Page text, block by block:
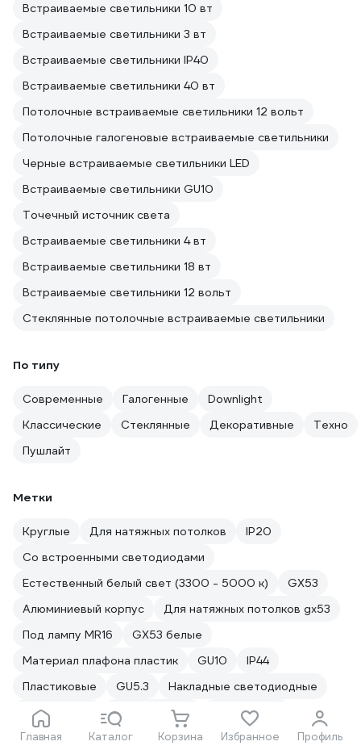
Главная Каталог Корзина Избранное Профиль
Встраиваемые светильники 10 вт
Встраиваемые светильники 3 вт
Встраиваемые светильники IP40
Встраиваемые светильники 40 вт
Потолочные встраиваемые светильники 12 вольт
Потолочные галогеновые встраиваемые светильники
Черные встраиваемые светильники LED
Встраиваемые светильники GU10
Точечный источник света
Встраиваемые светильники 4 вт
Встраиваемые светильники 18 вт
Встраиваемые светильники 12 вольт
Стеклянные потолочные встраиваемые светильники
По типу
Современные Галогенные
Downlight
Классические
Стеклянные Декоративные
Техно
Пушлайт
Метки
Круглые Для натяжных потолков
IP20
Со встроенными светодиодами
Естественный белый свет (3300 - 5000 к)
GX53
Алюминиевый корпус
Для натяжных потолков gx53
Под лампу MR16
GX53 белые
Материал плафона пластик
GU10
IP44
Пластиковые
GU5.3
Накладные светодиодные
Поворотные
Алюминиевые
Квадратные
Матовые
Теплый белый свет (менее 3300 к) IP40